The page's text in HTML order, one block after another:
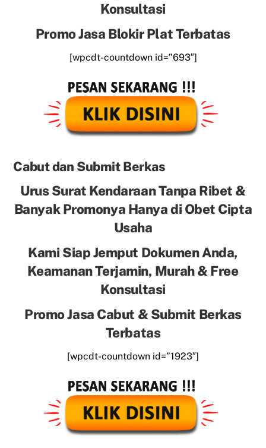
Konsultasi
Promo Jasa Blokir Plat Terbatas
[wpcdt-countdown id=”693″]
Cabut dan Submit Berkas
Urus Surat Kendaraan Tanpa Ribet &
Banyak Promonya Hanya di Obet Cipta
Usaha
Kami Siap Jemput Dokumen Anda,
Keamanan Terjamin, Murah & Free
Konsultasi
Promo Jasa Cabut & Submit Berkas
Terbatas
[wpcdt-countdown id=”1923″]